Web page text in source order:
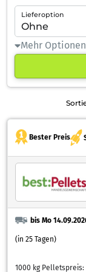
Lieferoption
Mehr
Bester Preis
bis Mo
(in 25 Tagen)
1000 kg Pelletspreis: